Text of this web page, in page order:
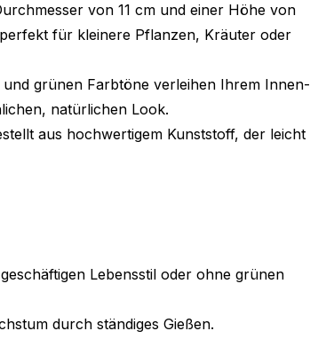
von 11 cm und einer Höhe von
für kleinere Pflanzen, Kräuter oder
und grünen Farbtöne verleihen Ihrem Innen-
natürlichen Look.
aus hochwertigem Kunststoff, der leicht
Lebensstil oder ohne grünen
durch ständiges Gießen.